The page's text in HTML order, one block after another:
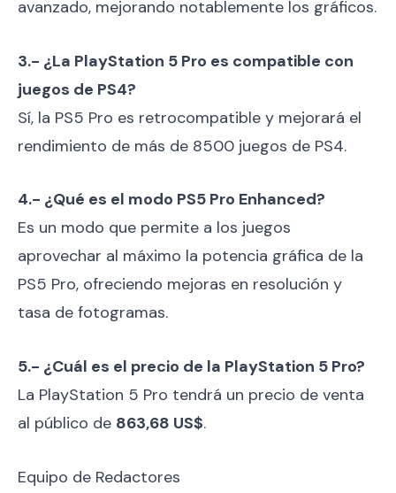
avanzado, mejorando notablemente los gráficos.
3.- ¿La PlayStation 5 Pro es compatible con
juegos de PS4?
Sí, la PS5 Pro es retrocompatible y mejorará el
rendimiento de más de 8500 juegos de PS4.
4.- ¿Qué es el modo PS5 Pro Enhanced?
Es un modo que permite a los juegos
aprovechar al máximo la potencia gráfica de la
PS5 Pro, ofreciendo mejoras en resolución y
tasa de fotogramas.
5.- ¿Cuál es el precio de la PlayStation 5 Pro?
La PlayStation 5 Pro tendrá un precio de venta
al público de 863,68 US$.
Equipo de Redactores